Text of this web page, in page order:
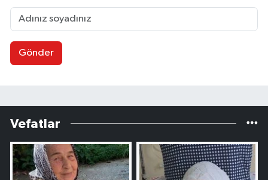
Gönder
Vefatlar